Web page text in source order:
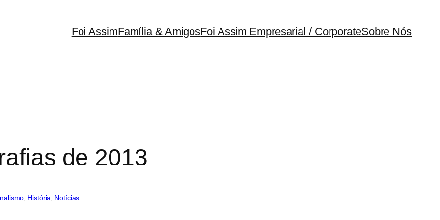
Foi AssimFamília & AmigosFoi Assim Empresarial / CorporateSobre Nós
de 2013
, História, Notícias